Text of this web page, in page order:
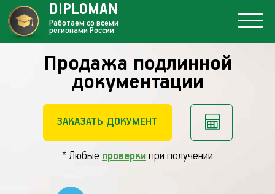
Продажа подлинной
документации
ЗАКАЗАТЬ ДОКУМЕНТ
* Любые проверки при получении
DIPLOMAN
Работаем со всеми
регионами России